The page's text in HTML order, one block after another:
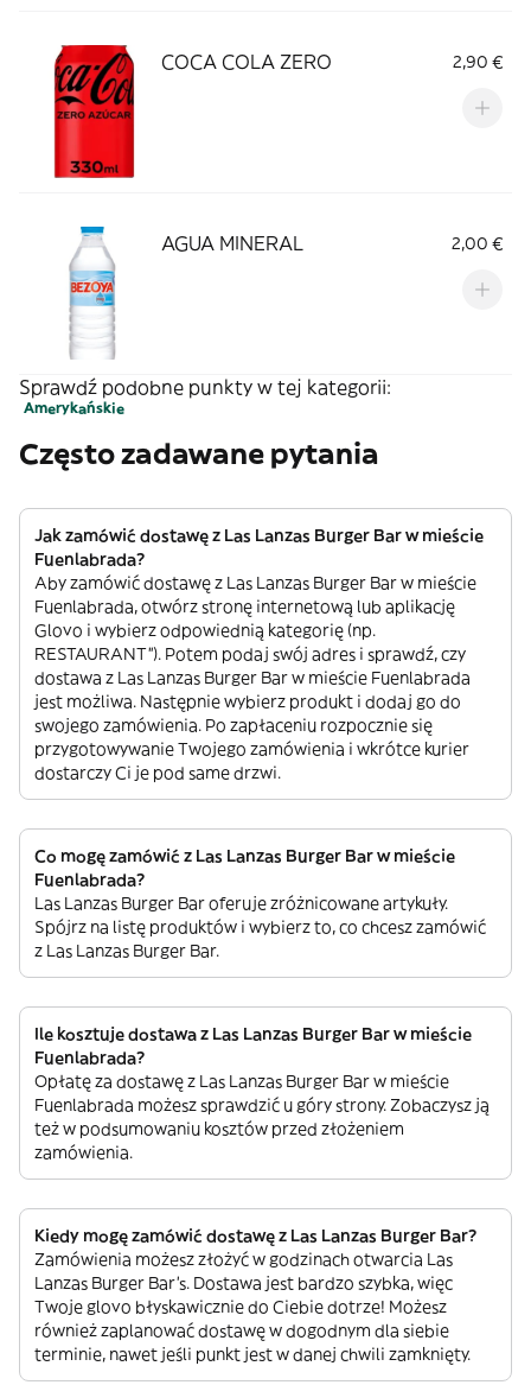
COCA COLA ZERO 2,90 €
AGUA MINERAL 2,00 €
Sprawdź podobne punkty w tej kategorii:
Amerykańskie
Często zadawane pytania
Jak zamówić dostawę z Las Lanzas Burger Bar w mieście
Fuenlabrada?
Aby zamówić dostawę z Las Lanzas Burger Bar w mieście
Fuenlabrada, otwórz stronę internetową lub aplikację
Glovo i wybierz odpowiednią kategorię (np.
RESTAURANT”). Potem podaj swój adres i sprawdź, czy
dostawa z Las Lanzas Burger Bar w mieście Fuenlabrada
jest możliwa. Następnie wybierz produkt i dodaj go do
swojego zamówienia. Po zapłaceniu rozpocznie się
przygotowywanie Twojego zamówienia i wkrótce kurier
dostarczy Ci je pod same drzwi.
Co mogę zamówić z Las Lanzas Burger Bar w mieście
Fuenlabrada?
Las Lanzas Burger Bar oferuje zróżnicowane artykuły.
Spójrz na listę produktów i wybierz to, co chcesz zamówić
z Las Lanzas Burger Bar.
Ile kosztuje dostawa z Las Lanzas Burger Bar w mieście
Fuenlabrada?
Opłatę za dostawę z Las Lanzas Burger Bar w mieście
Fuenlabrada możesz sprawdzić u góry strony. Zobaczysz ją
też w podsumowaniu kosztów przed złożeniem
zamówienia.
Kiedy mogę zamówić dostawę z Las Lanzas Burger Bar?
Zamówienia możesz złożyć w godzinach otwarcia Las
Lanzas Burger Bar’s. Dostawa jest bardzo szybka, więc
Twoje glovo błyskawicznie do Ciebie dotrze! Możesz
również zaplanować dostawę w dogodnym dla siebie
terminie, nawet jeśli punkt jest w danej chwili zamknięty.